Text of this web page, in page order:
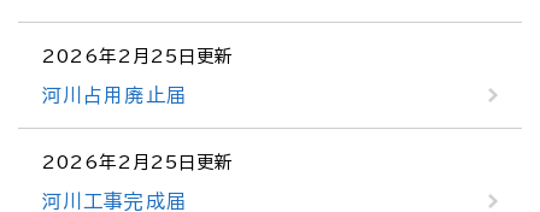
2026年2月25日更新
河川占用廃止届
2026年2月25日更新
河川工事完成届